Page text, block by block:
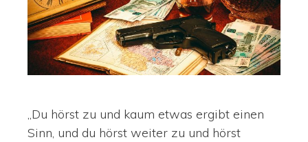
„Du hörst zu und kaum etwas ergibt einen
Sinn, und du hörst weiter zu und hörst